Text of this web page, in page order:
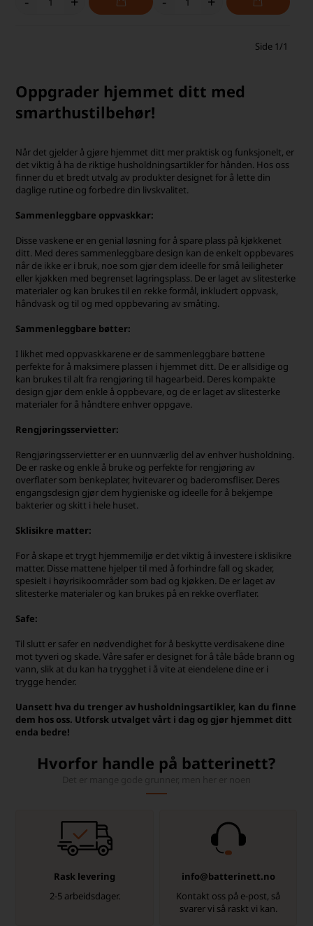
Side 1/1
Oppgrader hjemmet ditt med
smarthustilbehør!
Når det gjelder å gjøre hjemmet ditt mer praktisk og funksjonelt, er
det viktig å ha de riktige husholdningsartikler for hånden. Hos oss
finner du et bredt utvalg av produkter designet for å lette din
daglige rutine og forbedre din livskvalitet.
Sammenleggbare oppvaskkar:
Disse vaskene er en genial løsning for å spare plass på kjøkkenet
ditt. Med deres sammenleggbare design kan de enkelt oppbevares
når de ikke er i bruk, noe som gjør dem ideelle for små leiligheter
eller kjøkken med begrenset lagringsplass. De er laget av slitesterke
materialer og kan brukes til en rekke formål, inkludert oppvask,
håndvask og til og med oppbevaring av småting.
Sammenleggbare bøtter:
I likhet med oppvaskkarene er de sammenleggbare bøttene
perfekte for å maksimere plassen i hjemmet ditt. De er allsidige og
kan brukes til alt fra rengjøring til hagearbeid. Deres kompakte
design gjør dem enkle å oppbevare, og de er laget av slitesterke
materialer for å håndtere enhver oppgave.
Rengjøringsservietter:
Rengjøringsservietter er en uunnværlig del av enhver husholdning.
De er raske og enkle å bruke og perfekte for rengjøring av
overflater som benkeplater, hvitevarer og baderomsfliser. Deres
engangsdesign gjør dem hygieniske og ideelle for å bekjempe
bakterier og skitt i hele huset.
Sklisikre matter:
For å skape et trygt hjemmemiljø er det viktig å investere i sklisikre
matter. Disse mattene hjelper til med å forhindre fall og skader,
spesielt i høyrisikoområder som bad og kjøkken. De er laget av
slitesterke materialer og kan brukes på en rekke overflater.
Safe:
Til slutt er safer en nødvendighet for å beskytte verdisakene dine
mot tyveri og skade. Våre safer er designet for å tåle både brann og
vann, slik at du kan ha trygghet i å vite at eiendelene dine er i
trygge hender.
Uansett hva du trenger av husholdningsartikler, kan du finne
dem hos oss. Utforsk utvalget vårt i dag og gjør hjemmet ditt
enda bedre!
Hvorfor handle på batterinett?
Rask levering
2-5 arbeidsdager.
info@batterinett.no
Kontakt oss på e-post, så
svarer vi så raskt vi kan.